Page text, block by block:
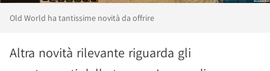
Old World ha tantissime novità da offrire
Altra novità rilevante riguarda gli